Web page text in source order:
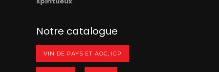
Notre catalogue
VIN DE PAYS ET AOC, IGP